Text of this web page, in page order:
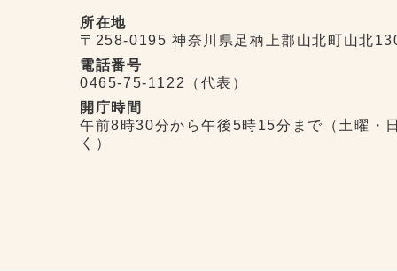
所在地
〒258-0195 神奈川県足柄上郡山北町山北
電話番号
0465-75-1122（代表）
開庁時間
午前8時30分から午後5時15分まで（土曜・
く）